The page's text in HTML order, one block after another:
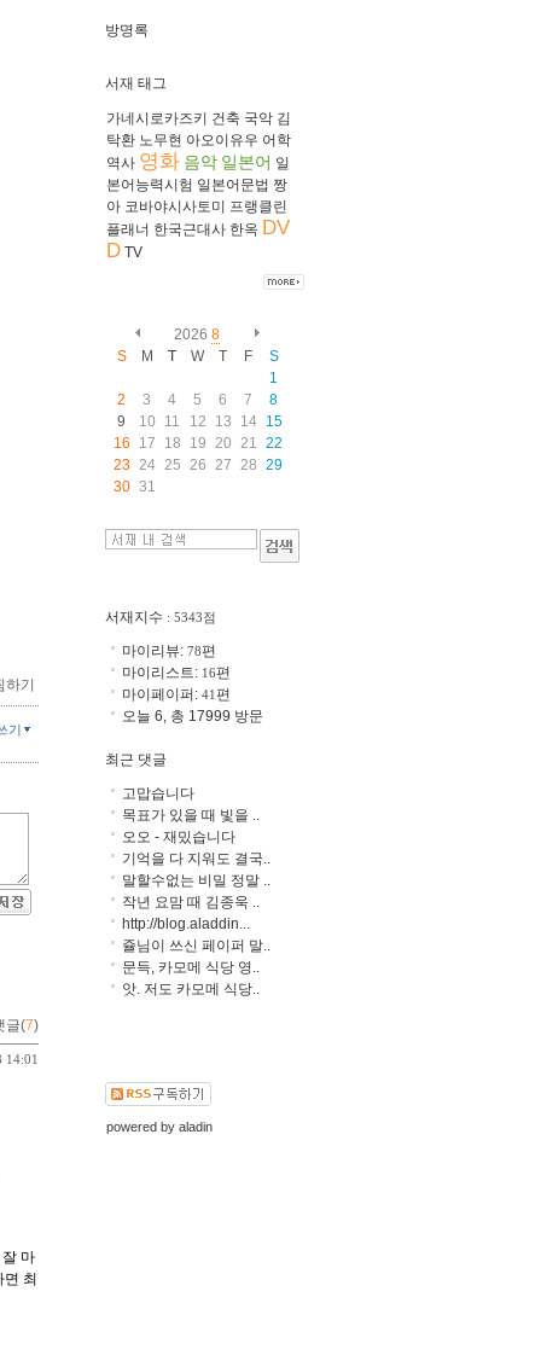
하기
기
글(7)
14:01
마
최
방명록
서재 태그
가네시로카즈키 건축 국악 김
탁환 노무현 아오이유우 어학
역사 영화 음악 일본어 일
본어능력시험 일본어문법 짱
아 코바야시사토미
프랭클린
플래너 한국근대사 한옥 DV
D TV
2026 8
S
M T W T F
S
1
2
3 4 5 6 7
8
9
10 11 12 13 14
15
16
17 18 19 20 21 22
23 24 25 26 27 28 29
30 31
서재지수 : 5343점
마이리뷰: 78편
마이리스트: 16편
마이페이퍼: 41편
오늘 6, 총 17999 방문
최근 댓글
고맙습니다
목표가 있을 때 빛을 ..
오오 - 재밌습니다
기억을 다 지워도 결국..
말할수없는 비밀 정말 ..
작년 요맘 때 김종욱 ..
http://blog.aladdin...
쥴님이 쓰신 페이퍼 말..
문득, 카모메 식당 영..
앗. 저도 카모메 식당..
powered by aladin